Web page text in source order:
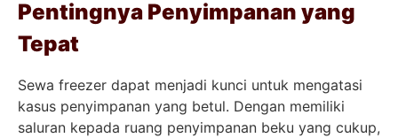
Pentingnya Penyimpanan yang
Tepat
Sewa freezer dapat menjadi kunci untuk mengatasi
kasus penyimpanan yang betul. Dengan memiliki
saluran kepada ruang penyimpanan beku yang cukup,